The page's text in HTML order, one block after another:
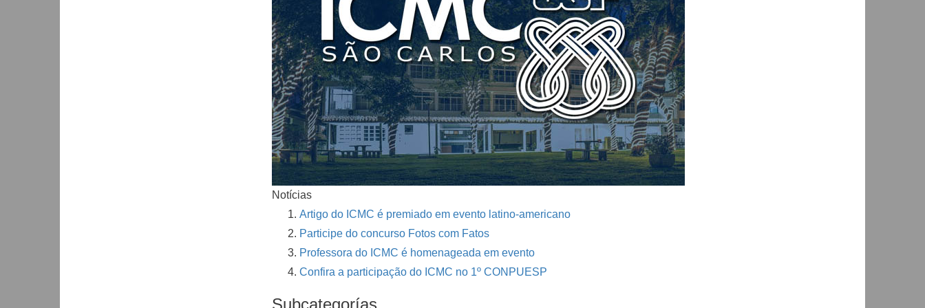
Notícias
Artigo do ICMC é premiado em evento latino-americano
Participe do concurso Fotos com Fatos
Professora do ICMC é homenageada em evento
Confira a participação do ICMC no 1º CONPUESP
Subcategorías